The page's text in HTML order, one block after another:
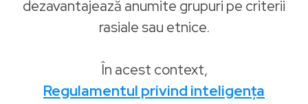
dezavantajează anumite grupuri pe criterii
rasiale sau etnice.
În acest context,
Regulamentul privind inteligența